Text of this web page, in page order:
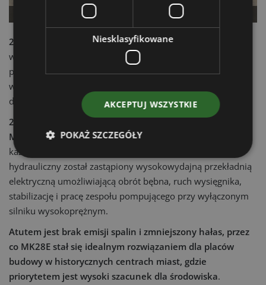
2010
- Wraz z wprowadzeniem włókna węglowego w
wysięgnikach pomp montowanych na ciężarówkach,
pierwszyMagnum Carbotech MK25H, wyposażony został
w 25-metrowy wysięgnik z czterema sekcjami, z których
dwie wykonano z włókna węglowego.
2019
MK28E
z liniiEnergya, działającej w trybie elektrycznym w
każdych warunkach pracy. Konwencjonalny układ
hydrauliczny został zastąpiony wysokowydajną przekładnią
elektryczną umożliwiającą obrót bębna, ruch wysięgnika,
stabilizację i pracę zespołu pompującego przy wyłączonym
silniku wysokoprężnym.
Atutem jest brak emisji spalin i zmniejszony hałas, przez
co MK28E stał się idealnym rozwiązaniem dla placów
budowy w historycznych centrach miast, gdzie
priorytetem jest wysoki szacunek dla środowiska.
Niesklasyfikowane
AKCEPTUJ WSZYSTKIE
POKAŻ SZCZEGÓŁY